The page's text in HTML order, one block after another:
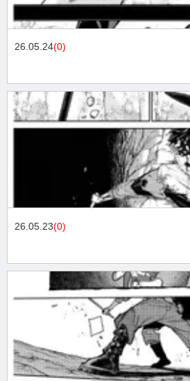
26.05.24(0)
26.05.23(0)